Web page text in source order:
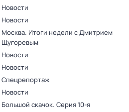
Новости
Новости
Москва. Итоги недели с Дмитрием
Щугоревым
Новости
Новости
Спецрепортаж
Новости
Большой скачок. Серия 10-я